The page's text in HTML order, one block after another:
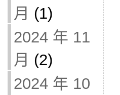
月 (1)
2024 年 11
月 (2)
2024 年 10